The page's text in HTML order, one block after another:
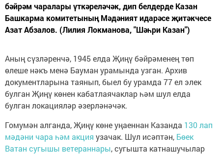
бәйрәм чаралары үткәреләчәк, дип белдерде Казан
Башкарма комитетының Мәдәният идарәсе җитәкчесе
Азат Абзалов. (Лилия Локманова, "Шәһри Казан")
Аның сүзләренчә, 1945 елда Җиңү бәйрәменең төп
өлеше нәкъ менә Бауман урамында узган. Архив
документларына таянып, быел бу урамда 77 ел элек
булган Җиңү көнен кабатлаячаклар һәм шул елда
булган локацияләр әзерләнәчәк.
Гомумән алганда, Җиңү көне уңаеннан Казанда 130 лап
мәдәни чара һәм акция узачак. Шул исәптән, Бөек
Ватан сугышы ветераннары, сугышта катнашучылар